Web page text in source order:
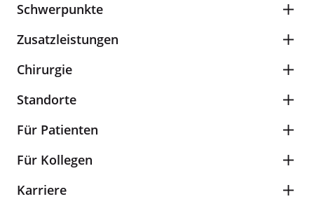
Schwerpunkte
Zusatzleistungen
Chirurgie
Standorte
Für Patienten
Für Kollegen
Karriere